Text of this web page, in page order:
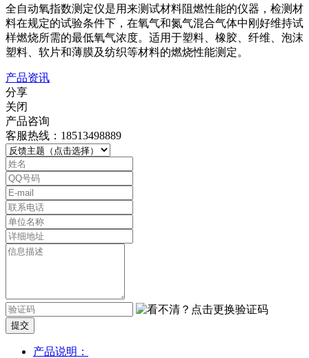
全自动氧指数测定仪是用来测试材料阻燃性能的仪器，检测材
料在规定的试验条件下，在氧气和氮气混合气体中刚好维持试
样燃烧所需的最低氧气浓度。适用于塑料、橡胶、纤维、泡沫
塑料、软片和薄膜及纺织等材料的燃烧性能测定。
产品资讯
分享
关闭
产品咨询
客服热线：18513498889
提交
产品说明：